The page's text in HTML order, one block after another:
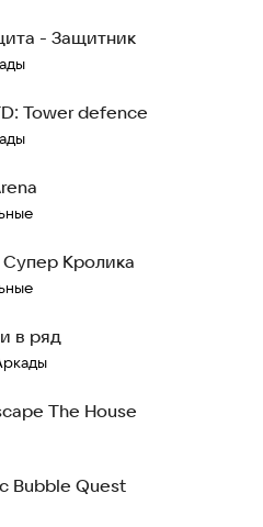
- Защитник
Tower defence
Кролика
в ряд
The House
Bubble Quest